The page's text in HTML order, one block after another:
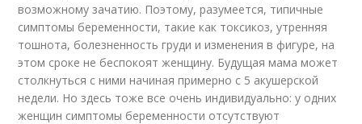
возможному зачатию. Поэтому, разумеется, типичные
симптомы беременности, такие как токсикоз, утренняя
тошнота, болезненность груди и изменения в фигуре, на
этом сроке не беспокоят женщину. Будущая мама может
столкнуться с ними начиная примерно с 5 акушерской
недели. Но здесь тоже все очень индивидуально: у одних
женщин симптомы беременности отсутствуют